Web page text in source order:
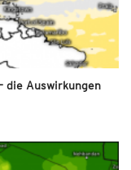
die Auswirkungen